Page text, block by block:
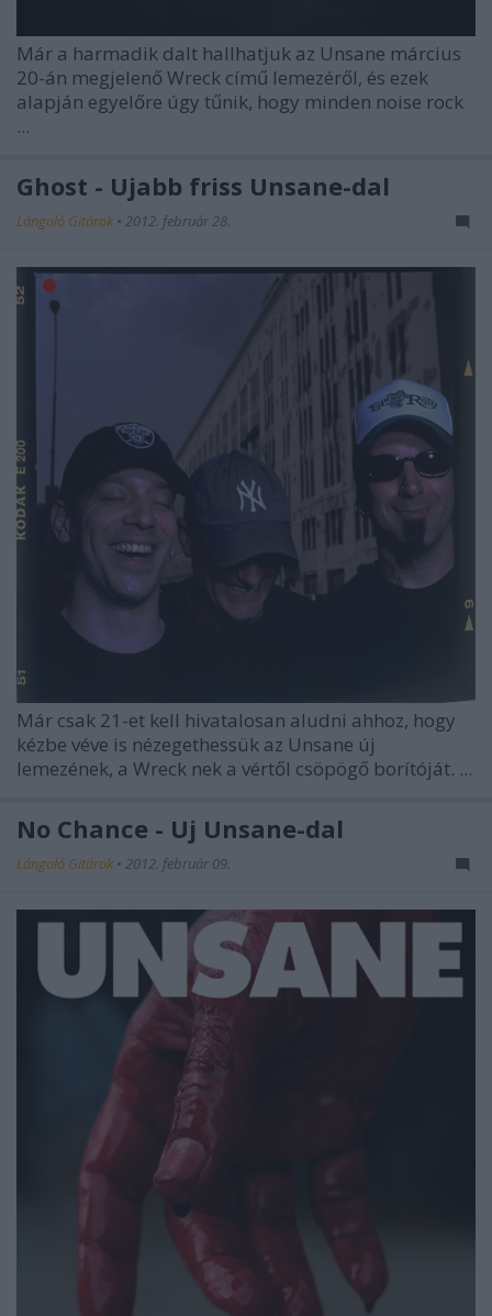
Már a harmadik dalt hallhatjuk az Unsane március
20-án megjelenő Wreck című lemezéről, és ezek
alapján egyelőre úgy tűnik, hogy minden noise rock
...
Ghost - Újabb friss Unsane-dal
Lángoló Gitárok • 2012. február 28.
Már csak 21-et kell hivatalosan aludni ahhoz, hogy
kézbe véve is nézegethessük az Unsane új
lemezének, a Wreck nek a vértől csöpögő borítóját. ...
No Chance - Új Unsane-dal
Lángoló Gitárok • 2012. február 09.